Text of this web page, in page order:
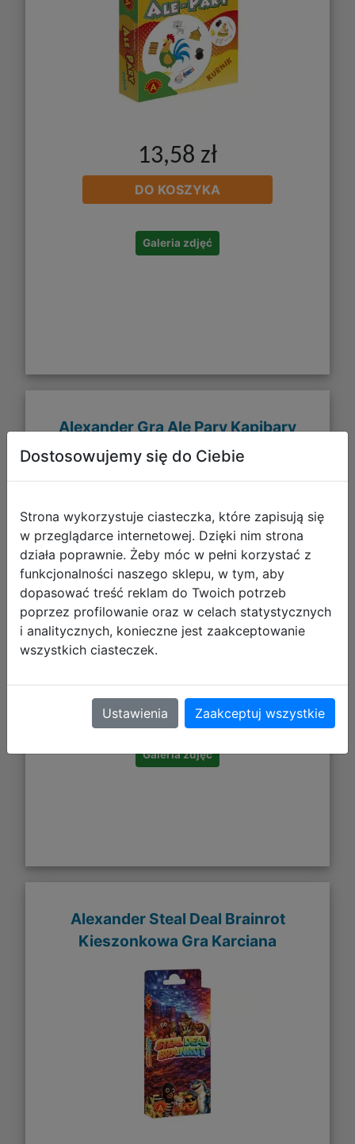
13,58 zł
DO KOSZYKA
Galeria zdjęć
Alexander Gra Ale Pary Kapibary
DO KOSZYKA
Galeria zdjęć
Alexander Steal Deal Brainrot
Kieszonkowa Gra Karciana
Dostosowujemy się do Ciebie
Strona wykorzystuje ciasteczka, które zapisują się
w przeglądarce internetowej. Dzięki nim strona
działa poprawnie. Żeby móc w pełni korzystać z
funkcjonalności naszego sklepu, w tym, aby
dopasować treść reklam do Twoich potrzeb
poprzez profilowanie oraz w celach statystycznych
i analitycznych, konieczne jest zaakceptowanie
wszystkich ciasteczek.
Ustawienia Zaakceptuj wszystkie